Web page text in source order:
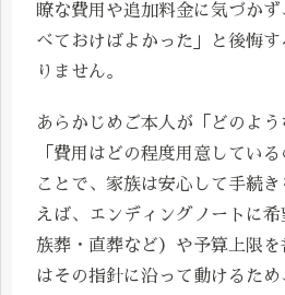
瞭な費用や追加料金に気づか
べておけばよかった」と後悔
りません。
あらかじめご本人が「どのよう
「費用はどの程度用意してい
ことで、家族は安心して手続
えば、エンディングノートに
族葬・直葬など）や予算上限
はその指針に沿って動けるた